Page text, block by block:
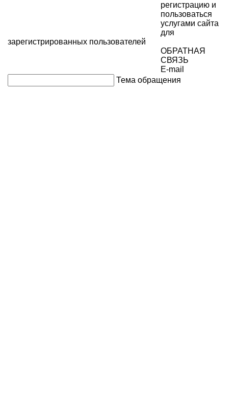
регистрацию и
пользоваться
услугами сайта
для
зарегистрированных пользователей
ОБРАТНАЯ
СВЯЗЬ
E-mail
Тема обращения